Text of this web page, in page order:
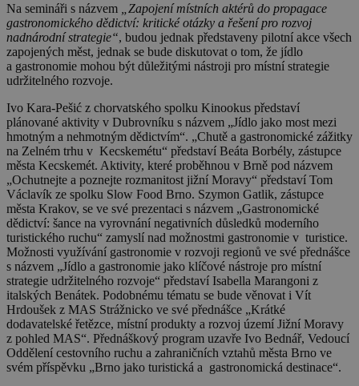
Na semináři s názvem
„Zapojení místních aktérů do propagace
gastronomického dědictví: kritické otázky a řešení pro rozvoj
nadnárodní strategie“, budou jednak představeny pilotní akce všech
zapojených měst, jednak se bude diskutovat o tom, že jídlo
a gastronomie mohou být důležitými nástroji pro místní strategie
udržitelného rozvoje.
Ivo Kara-Pešić z chorvatského spolku Kinookus představí
plánované aktivity v Dubrovníku s názvem „Jídlo jako most mezi
hmotným a nehmotným dědictvím“. „Chutě a gastronomické zážitky
na Zelném trhu v Kecskemétu“ představí Beáta Borbély, zástupce
města Kecskemét. Aktivity, které proběhnou v Brně pod názvem
„Ochutnejte a poznejte rozmanitost jižní Moravy“ představí Tom
Václavík ze spolku Slow Food Brno. Szymon Gatlik, zástupce
města Krakov, se ve své prezentaci s názvem „Gastronomické
dědictví: šance na vyrovnání negativních důsledků moderního
turistického ruchu“ zamyslí nad možnostmi gastronomie v turistice.
Možnosti využívání gastronomie v rozvoji regionů ve své přednášce
s názvem „Jídlo a gastronomie jako klíčové nástroje pro místní
strategie udržitelného rozvoje“ představí Isabella Marangoni z
italských Benátek. Podobnému tématu se bude věnovat i Vít
Hrdoušek z MAS Strážnicko ve své přednášce „Krátké
dodavatelské řetězce, místní produkty a rozvoj území Jižní Moravy
z pohled MAS“. Přednáškový program uzavře Ivo Bednář, Vedoucí
Oddělení cestovního ruchu a zahraničních vztahů města Brno ve
svém příspěvku „Brno jako turistická a gastronomická destinace“.